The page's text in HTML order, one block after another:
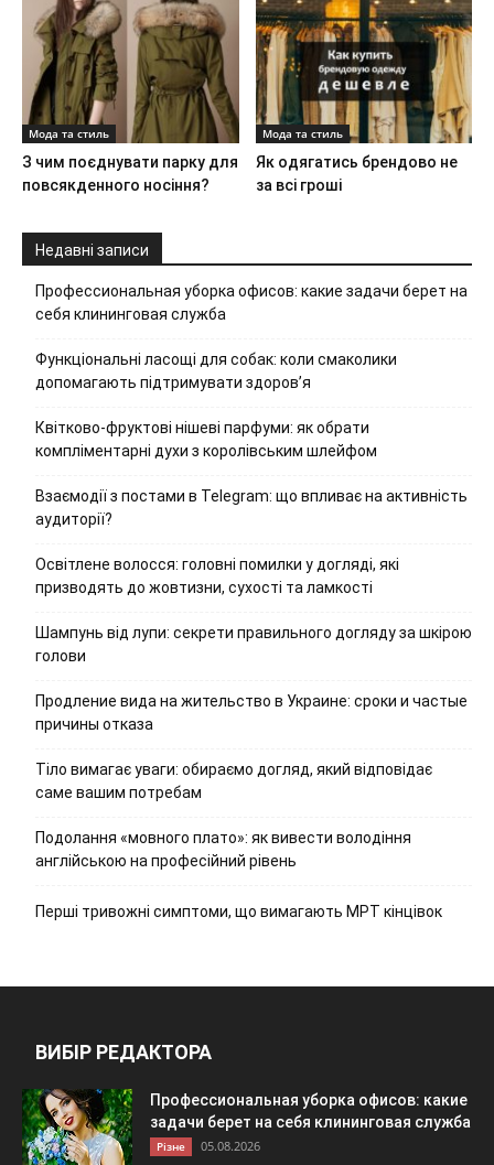
Мода та стиль
З чим поєднувати парку для
повсякденного носіння?
Мода та стиль
Як одягатись брендово не
за всі гроші
Недавні записи
Профессиональная уборка офисов: какие задачи берет на
себя клининговая служба
Функціональні ласощі для собак: коли смаколики
допомагають підтримувати здоров’я
Квітково-фруктові нішеві парфуми: як обрати
компліментарні духи з королівським шлейфом
Взаємодії з постами в Telegram: що впливає на активність
аудиторії?
Освітлене волосся: головні помилки у догляді, які
призводять до жовтизни, сухості та ламкості
Шампунь від лупи: секрети правильного догляду за шкірою
голови
Продление вида на жительство в Украине: сроки и частые
причины отказа
Тіло вимагає уваги: обираємо догляд, який відповідає
саме вашим потребам
Подолання «мовного плато»: як вивести володіння
англійською на професійний рівень
Перші тривожні симптоми, що вимагають МРТ кінцівок
ВИБІР РЕДАКТОРА
Профессиональная уборка офисов: какие
задачи берет на себя клининговая служба
Різне 05.08.2026